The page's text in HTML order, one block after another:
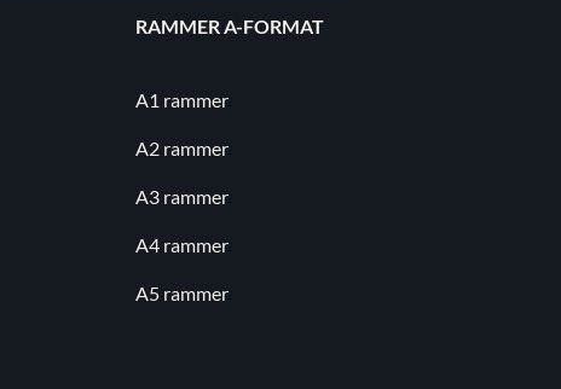
RAMMER A-FORMAT
A1 rammer
A2 rammer
A3 rammer
A4 rammer
A5 rammer